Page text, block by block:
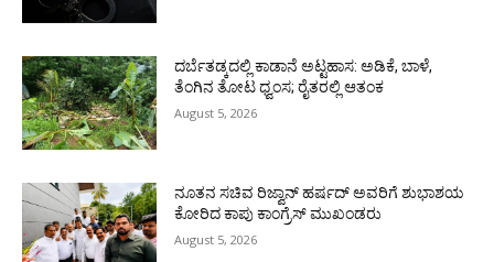
ದರ್ಬೆತಡ್ಕದಲ್ಲಿ ಕಾಡಾನೆ ಅಟ್ಟಹಾಸ: ಅಡಿಕೆ, ಬಾಳೆ,
ತೆಂಗಿನ ತೋಟ ಧ್ವಂಸ; ರೈತರಲ್ಲಿ ಆತಂಕ
August 5, 2026
ನೂತನ ಸಚಿವ ರಿಜ್ವಾನ್ ಹರ್ಷದ್ ಅವರಿಗೆ ಶುಭಾಶಯ
ಕೋರಿದ ಕಾಪು ಕಾಂಗ್ರೆಸ್ ಮುಖಂಡರು
August 5, 2026